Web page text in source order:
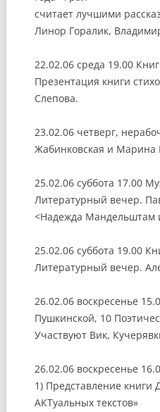
считает лучшими
Линор Горалик,
22.02.06 среда 19.00
Презентация книги
Слепова.
23.02.06 четверг,
Жабинковская и Марина
25.02.06 суббота 17.00
Литературный вечер.
<Надежда Мандельштам
25.02.06 суббота 19.00
Литературный вечер.
26.02.06 воскресенье
Пушкинской, 10
Участвуют Вик,
26.02.06 воскресенье
1) Представление книги
АКТуальных текстов»